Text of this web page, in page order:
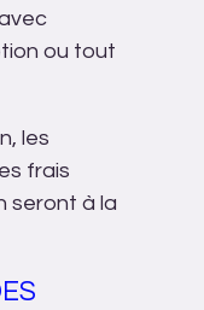
ou tout
les
frais
seront à la